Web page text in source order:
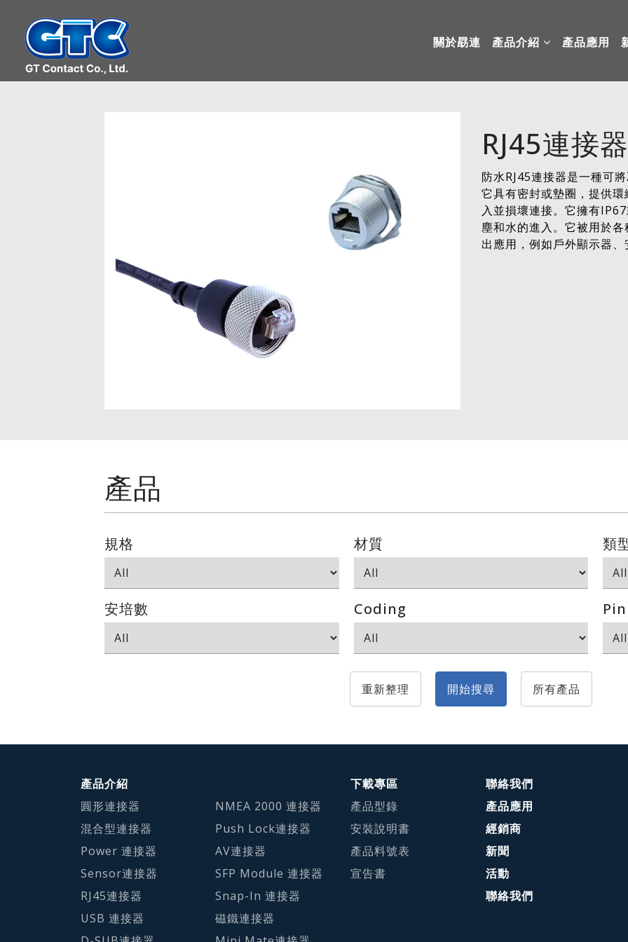
關於勗連 產品介紹 產品應用
RJ45連接器
防水RJ45連接器是一種可
它具有密封或墊圈，提供
入並損壞連接。它擁有
塵和水的進入。它被用於
出應用，例如戶外顯示器
產品
規格 材質 類
安培數 Coding Pin
重新整理 開始搜尋 所有產品
產品介紹
圓形連接器
混合型連接器
Power 連接器
Sensor連接器
RJ45連接器
USB 連接器
NMEA 2000 連接器
Push Lock連接器
AV連接器
SFP Module 連接器
Snap-In 連接器
磁鐵連接器
下載專區
產品型錄
安裝說明書
產品料號表
宣告書
聯絡我們
產品應用
經銷商
新聞
活動
聯絡我們